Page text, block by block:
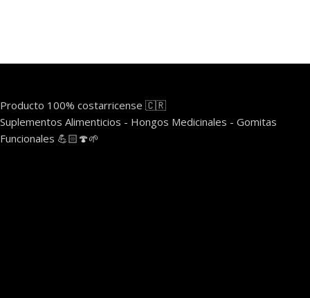
Producto 100% costarricense 🇨🇷
Suplementos Alimenticios - Hongos Medicinales - Gomitas
Funcionales 💪🏻🍄🌱